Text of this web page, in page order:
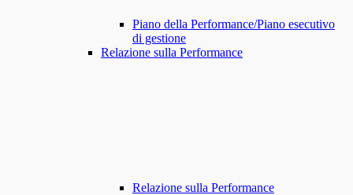
Piano della Performance/Piano esecutivo
di gestione
Relazione sulla Performance
Relazione sulla Performance